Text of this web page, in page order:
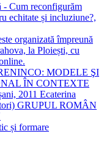
- Cum reconfigurăm
echitate și incluziune?,
organizată împreună
la Ploiești, cu
MODELE ŞI
ÎN CONTEXTE
2011 Ecaterina
GRUPUL ROMÂN
și formare